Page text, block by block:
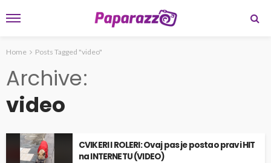
Home Posts Tagged "video"
Archive
video
CVIKERI I ROLERI: Ovaj pas je postao pravi HIT
na INTERNETU (VIDEO)